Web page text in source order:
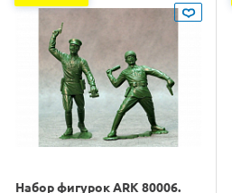
Набор фигурок ARK 80006.